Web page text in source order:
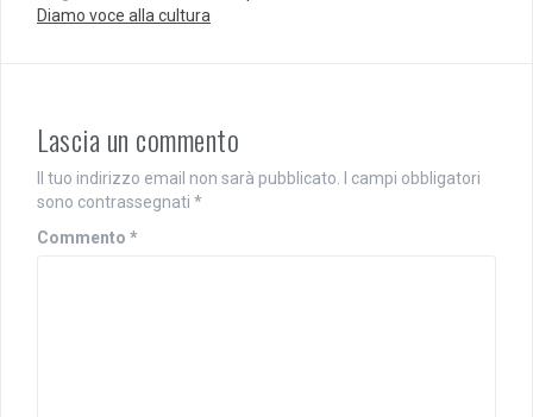
a
a
)
i
Diamo voce alla cultura
Lascia un commento
Il tuo indirizzo email non sarà pubblicato.
I campi obbligatori
sono contrassegnati *
Commento *